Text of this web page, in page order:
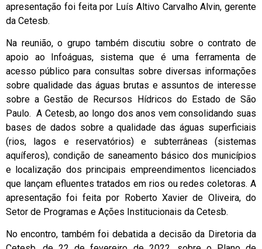
apresentação foi feita por Luís Altivo Carvalho Alvin, gerente
da Cetesb.
Na reunião, o grupo também discutiu sobre o contrato de
apoio ao Infoáguas, sistema que é uma ferramenta de
acesso público para consultas sobre diversas informações
sobre qualidade das águas brutas e assuntos de interesse
sobre a Gestão de Recursos Hídricos do Estado de São
Paulo. A Cetesb, ao longo dos anos vem consolidando suas
bases de dados sobre a qualidade das águas superficiais
(rios, lagos e reservatórios) e subterrâneas (sistemas
aquíferos), condição de saneamento básico dos municípios
e localização dos principais empreendimentos licenciados
que lançam efluentes tratados em rios ou redes coletoras. A
apresentação foi feita por Roberto Xavier de Oliveira, do
Setor de Programas e Ações Institucionais da Cetesb.
No encontro, também foi debatida a decisão da Diretoria da